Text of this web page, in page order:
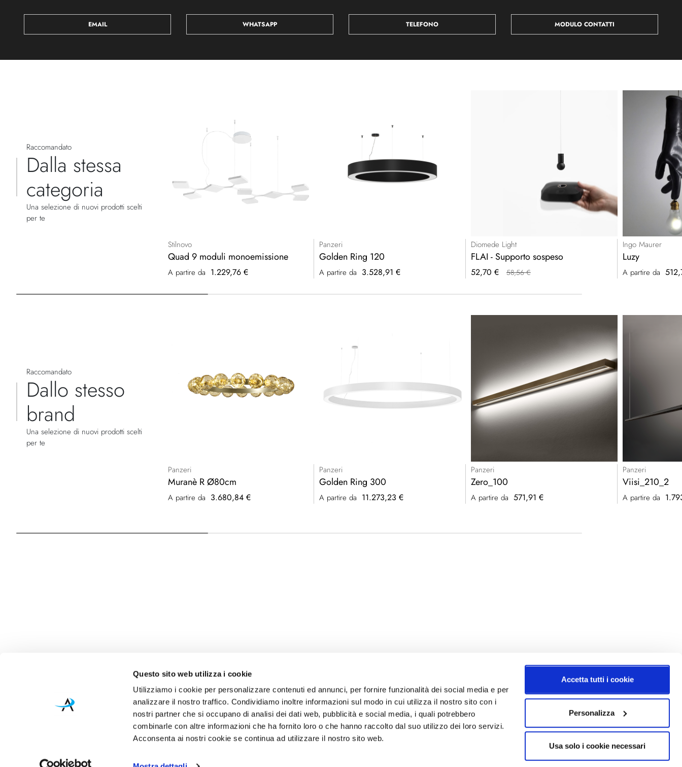
Questo sito web utilizza i cookie
Utilizziamo i cookie per personalizzare contenuti ed annunci, per fornire funzionalità dei social media e per
analizzare il nostro traffico. Condividiamo inoltre informazioni sul modo in cui utilizza il nostro sito con i
nostri partner che si occupano di analisi dei dati web, pubblicità e social media, i quali potrebbero
combinarle con altre informazioni che ha fornito loro o che hanno raccolto dal suo utilizzo dei loro servizi.
Acconsenta ai nostri cookie se continua ad utilizzare il nostro sito web.
Accetta tutti i cookie
Personalizza
Usa solo i cookie necessari
EMAIL WHATSAPP TELEFONO MODULO CONTATTI
Raccomandato
Dalla stessa
categoria
Una selezione di nuovi prodotti scelti
per te
Stilnovo
Quad 9 moduli monoemissione
A partire da 1.229,76 €
Panzeri
Golden Ring 120
A partire da 3.528,91 €
Diomede Light
FLAI - Supporto sospeso
Prezzo
52,70 € 58,56 €
Ingo Maurer
Luzy
A partire da
Raccomandato
Dallo stesso
brand
Una selezione di nuovi prodotti scelti
per te
Panzeri
Muranè R Ø80cm
A partire da 3.680,84 €
Panzeri
Golden Ring 300
A partire da 11.273,23 €
Panzeri
Zero_100
A partire da 571,91 €
Panzeri
Viisi_210_2
A partire da